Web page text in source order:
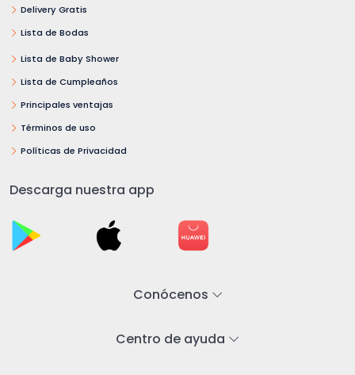
Delivery Gratis
Lista de Bodas
Lista de Baby Shower
Lista de Cumpleaños
Principales ventajas
Términos de uso
Políticas de Privacidad
Descarga nuestra app
Conócenos
Centro de ayuda